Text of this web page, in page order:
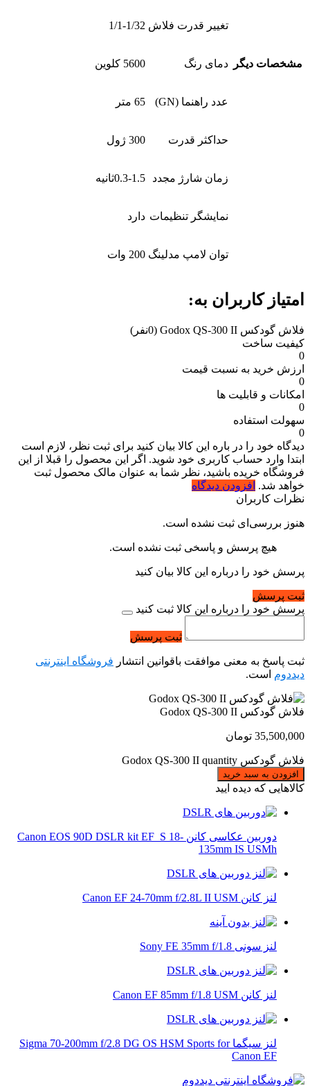
مشخصات دیگر
تغییر قدرت فلاش 1/1-1/32
دمای رنگ 5600 کلوین
عدد راهنما (GN) 65 متر
حداکثر قدرت 300 ژول
زمان شارژ مجدد 0.3-1.5ثانیه
نمایشگر تنظیمات دارد
توان لامپ مدلینگ 200 وات
امتیاز کاربران به:
فلاش گودکس Godox QS-300 II
(0نفر)
کیفیت ساخت
0
ارزش خرید به نسبت قیمت
0
امکانات و قابلیت ها
0
سهولت استفاده
0
دیدگاه خود را در باره این کالا بیان کنید برای ثبت نظر، لازم است
ابتدا وارد حساب کاربری خود شوید. اگر این محصول را قبلا از این
فروشگاه خریده باشید، نظر شما به عنوان مالک محصول ثبت
خواهد شد. افزودن دیدگاه
نظرات کاربران
هنوز بررسی‌ای ثبت نشده است.
هیچ پرسش و پاسخی ثبت نشده است.
پرسش خود را درباره این کالا بیان کنید
ثبت پرسش
پرسش خود را درباره این کالا ثبت کنید
ثبت پرسش
ثبت پاسخ به معنی موافقت باقوانین انتشار فروشگاه اینترنتی
دیددوم است.
فلاش گودکس Godox QS-300 II
35,500,000 تومان
فلاش گودکس Godox QS-300 II quantity
افزودن به سبد خرید
کالاهایی که دیده ایید
دوربین عکاسی کانن Canon EOS 90D DSLR kit EF_S 18-
135mm IS USMh
لنز کانن Canon EF 24-70mm f/2.8L II USM
لنز سونی Sony FE 35mm f/1.8
لنز کانن Canon EF 85mm f/1.8 USM
لنز سیگما Sigma 70-200mm f/2.8 DG OS HSM Sports for
Canon EF